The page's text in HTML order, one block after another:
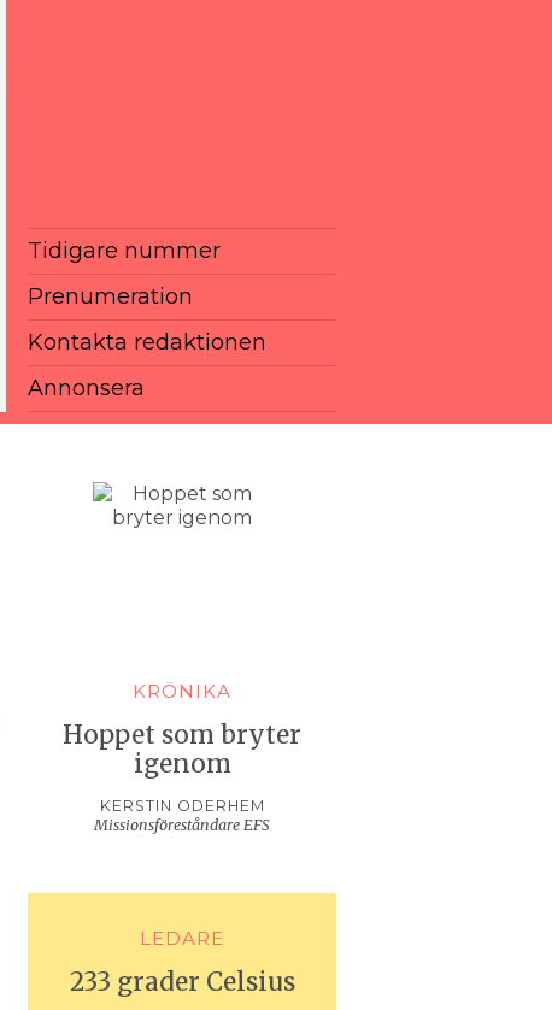
Tidigare nummer
Prenumeration
Kontakta redaktionen
Annonsera
KRÖNIKA
Hoppet som bryter
igenom
KERSTIN ODERHEM
Missionsföreståndare EFS
LEDARE
233 grader Celsius